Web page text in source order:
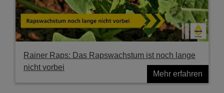
Rainer Raps: Das Rapswachstum ist noch lange
nicht vorbei
Mehr erfahren